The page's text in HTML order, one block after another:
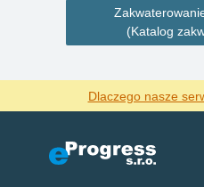
(Katalog
Dlaczego nasze